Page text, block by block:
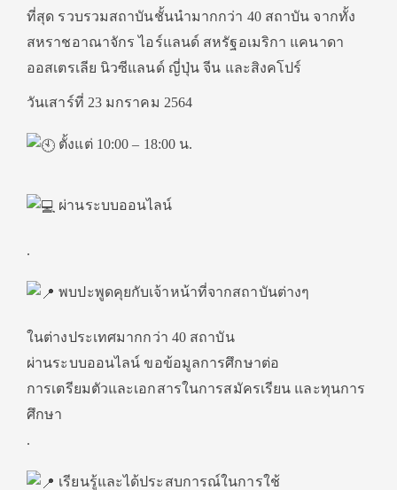
ที่สุด รวบรวมสถาบันชั้นนำมากกว่า 40 สถาบัน จากทั้ง
สหราชอาณาจักร ไอร์แลนด์ สหรัฐอเมริกา แคนาดา
ออสเตรเลีย นิวซีแลนด์ ญี่ปุ่น จีน และสิงคโปร์
วันเสาร์ที่ 23 มกราคม 2564
ตั้งแต่ 10:00 – 18:00 น.
ผ่านระบบออนไลน์
.
พบปะพูดคุยกับเจ้าหน้าที่จากสถาบันต่างๆ
ในต่างประเทศมากกว่า 40 สถาบัน
ผ่านระบบออนไลน์ ขอข้อมูลการศึกษาต่อ
การเตรียมตัวและเอกสารในการสมัครเรียน และทุนการ
ศึกษา
.
เรียนรู้และได้ประสบการณ์ในการใช้